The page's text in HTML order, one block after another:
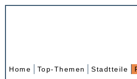
Home Top-Themen Stadtteile